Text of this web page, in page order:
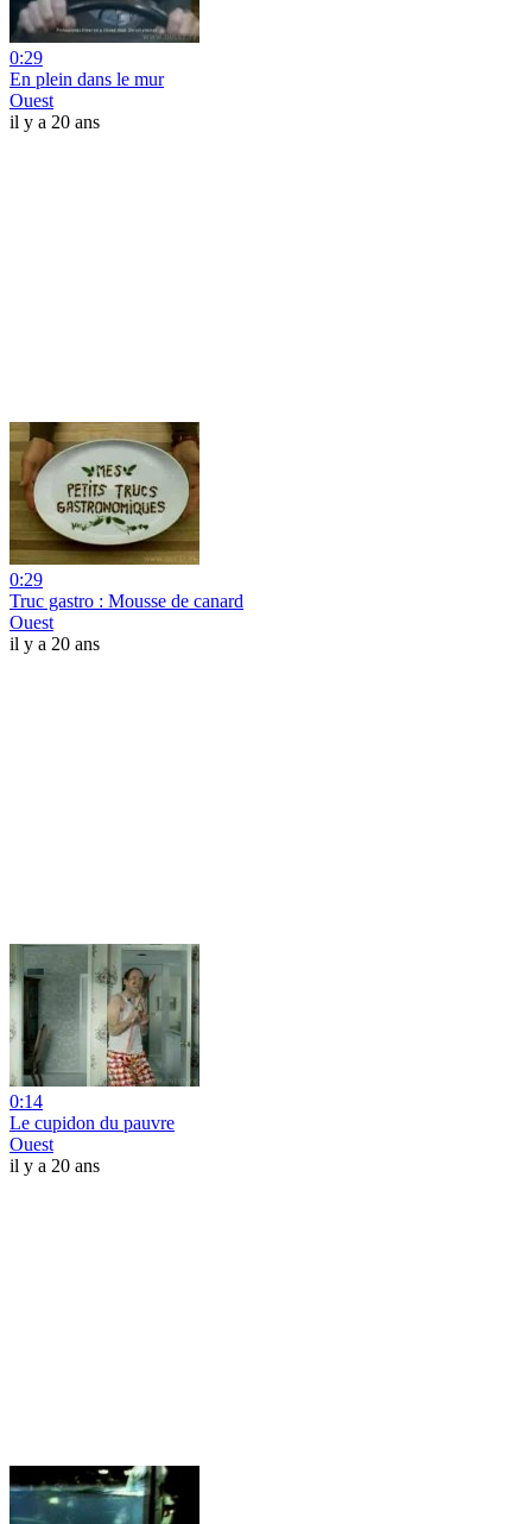
0:29
En plein dans le mur
Ouest
il y a 20 ans
0:29
Truc gastro : Mousse de canard
Ouest
il y a 20 ans
0:14
Le cupidon du pauvre
Ouest
il y a 20 ans